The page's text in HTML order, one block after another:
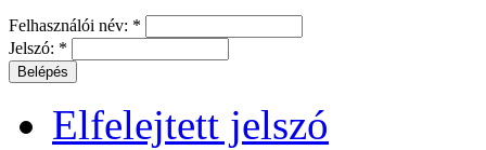
Felhasználói név: *
Jelszó: *
Elfelejtett jelszó